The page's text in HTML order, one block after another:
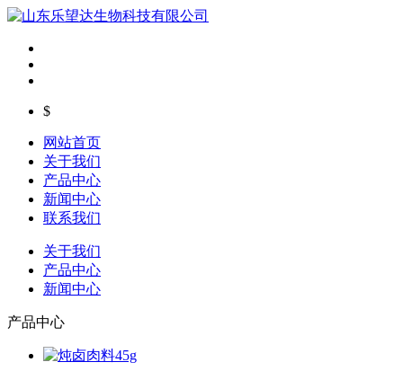
$
网站首页
关于我们
产品中心
新闻中心
联系我们
关于我们
产品中心
新闻中心
产品中心